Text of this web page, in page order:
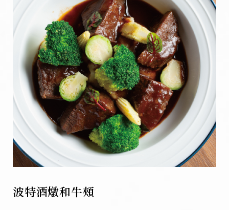
波特酒燉和牛頰